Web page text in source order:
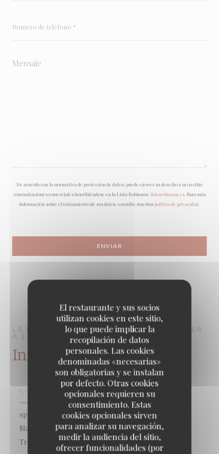
El restaurante y sus socios
utilizan cookies en este sitio,
lo que puede implicar la
recopilación de datos
personales. Las cookies
denominadas «necesarias»
son obligatorias y se instalan
por defecto. Otras cookies
opcionales requieren su
consentimiento. Estas
cookies opcionales sirven
para analizar su navegación,
medir la audiencia del sitio,
ofrecer funcionalidades (por
De acuerdo con la normativa de protección de datos, puede ejercer su derecho a no recibir
comunicaciones comerciales inscribiéndose en la Lista Robinson: listarobinson.es. Para más
información sobre el tratamiento de sus datos, consulte nuestrapolítica de privacidad.
LA LORRAINEBRASSERIE – FRUITS DE MER
A EMPORTERPARIS
Información general
COCINA
spécialisé poisson, Mariscos para llevar, Pescado y
Mariscos, Cocina francesa tradicional creativa, Cocina
Tradicional